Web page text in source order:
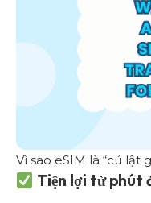
Vì sao eSIM là “cú lật
Tiện lợi từ phút